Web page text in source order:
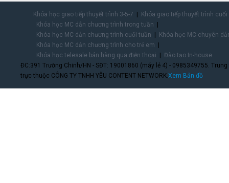
Khóa học giao tiếp thuyết trình 3-5-7
Khóa giao tiếp thuyết trình
Khóa học MC dẫn chương trình trong tuần
Khóa học MC dẫn chương trình cuối tuần
Khóa học MC chuyên
Khóa học MC dẫn chương trình cho trẻ em
Khóa học telesale bán hàng qua điện thoại
Đào tạo In-house
ĐC:391 Trường Chinh/HN - SĐT: 19001860 (máy lẻ 4) - 0985349755.
trực thuộc CÔNG TY TNHH YÊU CONTENT NETWORK.Xem Bản đồ